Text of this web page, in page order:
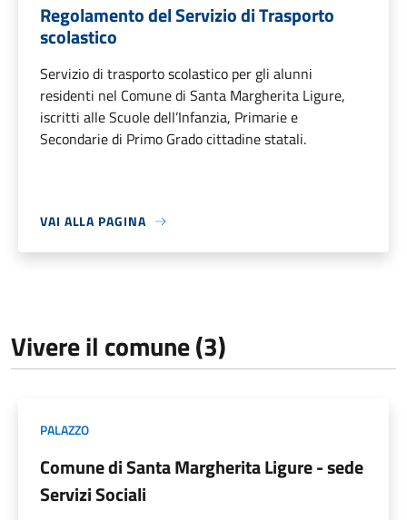
Regolamento del Servizio di Trasporto
scolastico
Servizio di trasporto scolastico per gli alunni
residenti nel Comune di Santa Margherita Ligure,
iscritti alle Scuole dell’Infanzia, Primarie e
Secondarie di Primo Grado cittadine statali.
VAI ALLA PAGINA
Vivere il comune (3)
PALAZZO
Comune di Santa Margherita Ligure - sede
Servizi Sociali